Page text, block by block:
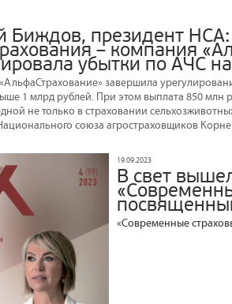
Биждов, президент
– компания
убытки по АЧС
завершила
1 млрд рублей. При этом выплата 850 млн
не только в страховании
союза агростраховщиков
19.09.2023
В свет
«Современные